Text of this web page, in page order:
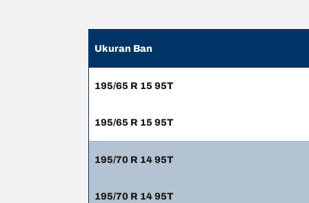
Ukuran Ban
195/65 R 15 95T
195/65 R 15 95T
195/70 R 14 95T
195/70 R 14 95T